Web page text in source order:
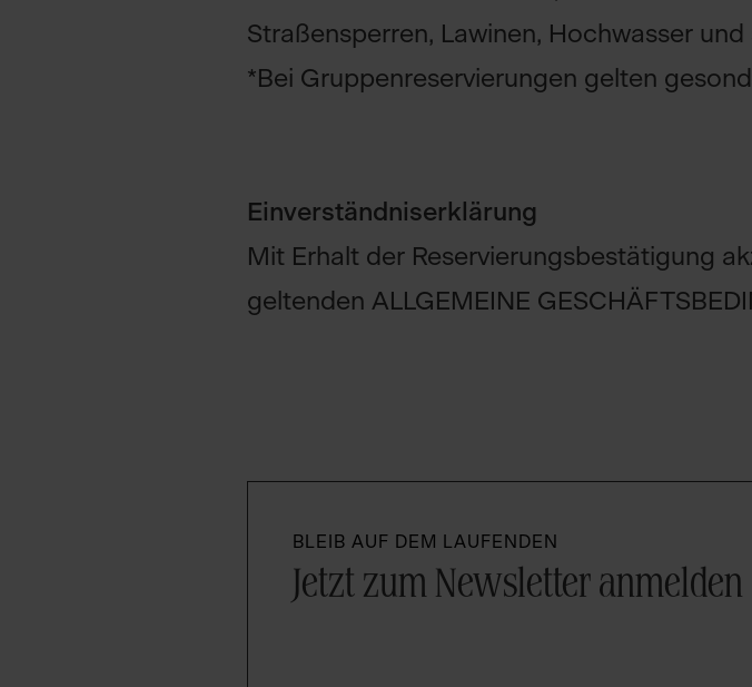
Straßensperren, Lawinen, Hochwasser
*Bei Gruppenreservierungen gelten
Einverständniserklärung
Mit Erhalt der Reservierungsbestätigung
geltenden ALLGEMEINE
BLEIB AUF DEM LAUFENDEN
Jetzt zum Newsletter anmelden